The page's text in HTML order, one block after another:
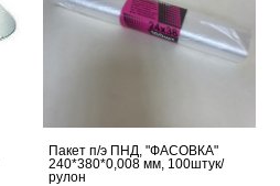
Пакет п/э ПНД, "ФАСОВКА"
240*380*0,008 мм, 100штук/
рулон